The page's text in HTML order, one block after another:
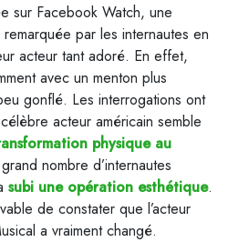
sur Facebook Watch, une
par les internautes en
acteur tant adoré. En effet,
avec un menton plus
gonflé. Les interrogations ont
acteur américain semble
physique au
nombre d’internautes
subi une opération esthétique.
de constater que l’acteur
a vraiment changé.